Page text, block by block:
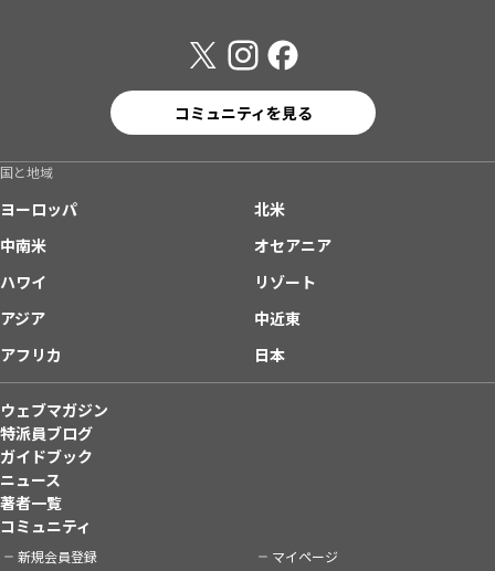
コミュニティを見る
国と地域
ヨーロッパ
北米
中南米
オセアニア
ハワイ
リゾート
アジア
中近東
アフリカ
日本
ウェブマガジン
特派員ブログ
ガイドブック
ニュース
著者一覧
コミュニティ
新規会員登録 マイページ